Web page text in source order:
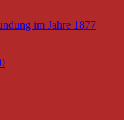
im Jahre 1877